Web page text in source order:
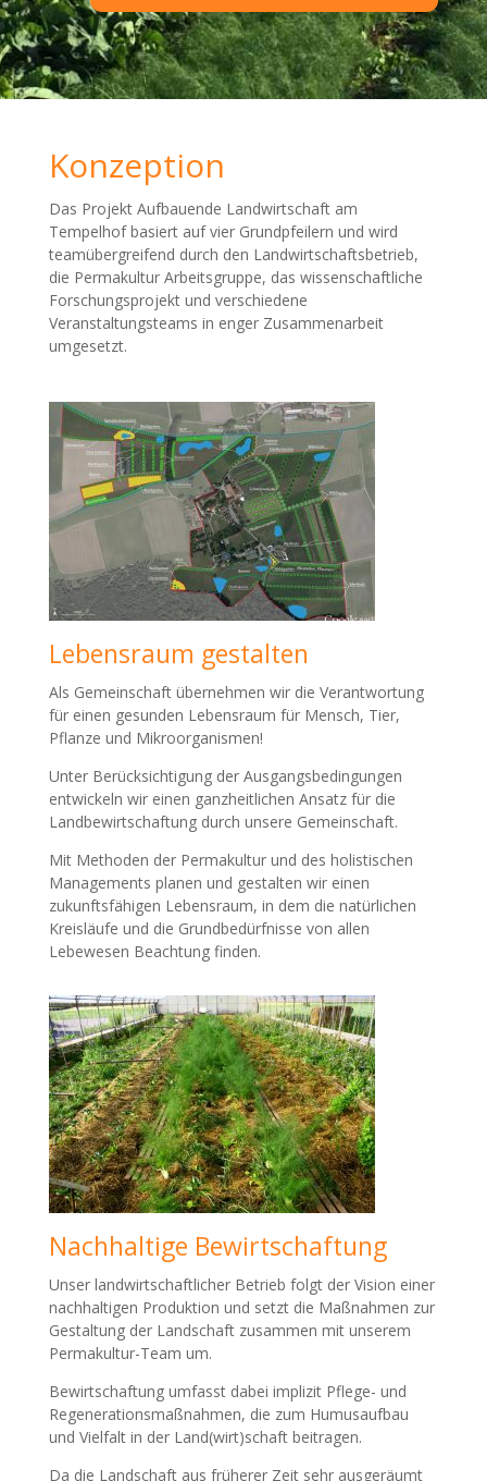
Konzeption
Das Projekt Aufbauende Landwirtschaft am
Tempelhof basiert auf vier Grundpfeilern und wird
teamübergreifend durch den Landwirtschaftsbetrieb,
die Permakultur Arbeitsgruppe, das wissenschaftliche
Forschungsprojekt und verschiedene
Veranstaltungsteams in enger Zusammenarbeit
umgesetzt.
Lebensraum gestalten
Als Gemeinschaft übernehmen wir die Verantwortung
für einen gesunden Lebensraum für Mensch, Tier,
Pflanze und Mikroorganismen!
Unter Berücksichtigung der Ausgangsbedingungen
entwickeln wir einen ganzheitlichen Ansatz für die
Landbewirtschaftung durch unsere Gemeinschaft.
Mit Methoden der Permakultur und des holistischen
Managements planen und gestalten wir einen
zukunftsfähigen Lebensraum, in dem die natürlichen
Kreisläufe und die Grundbedürfnisse von allen
Lebewesen Beachtung finden.
Nachhaltige Bewirtschaftung
Unser landwirtschaftlicher Betrieb folgt der Vision einer
nachhaltigen Produktion und setzt die Maßnahmen zur
Gestaltung der Landschaft zusammen mit unserem
Permakultur-Team um.
Bewirtschaftung umfasst dabei implizit Pflege- und
Regenerationsmaßnahmen, die zum Humusaufbau
und Vielfalt in der Land(wirt)schaft beitragen.
Da die Landschaft aus früherer Zeit sehr ausgeräumt